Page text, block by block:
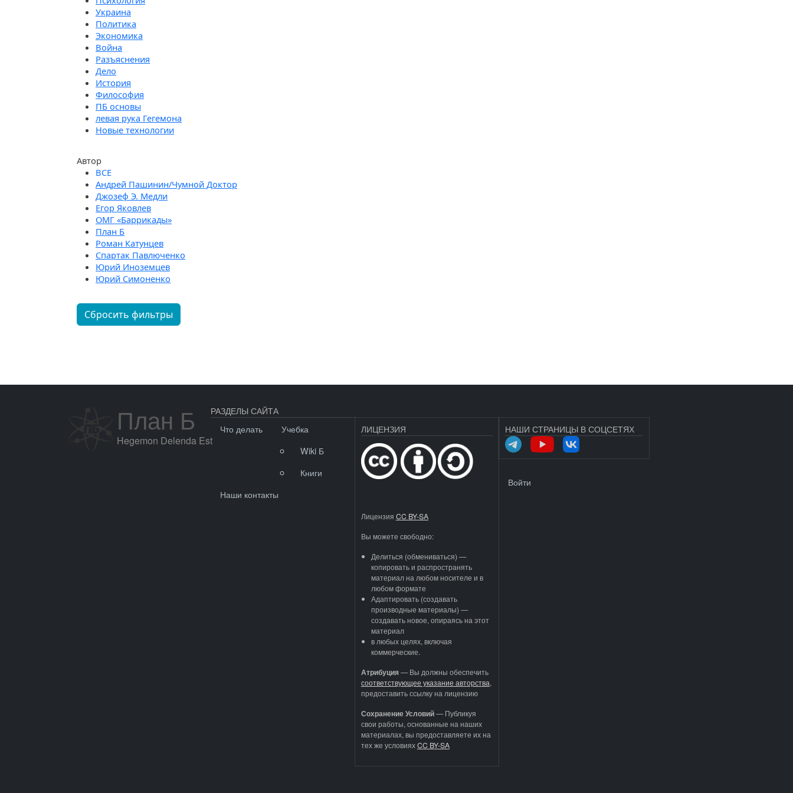
Украина
Политика
Экономика
Война
Разъяснения
Дело
История
Философия
ПБ основы
левая рука Гегемона
Новые технологии
Автор
Андрей Пашинин/Чумной Доктор
Джозеф Э. Медли
Егор Яковлев
ОМГ «Баррикады»
План Б
Роман Катунцев
Спартак Павлюченко
Юрий Иноземцев
Юрий Симоненко
Сбросить фильтры
План Б
Hegemon Delenda Est
РАЗДЕЛЫ САЙТА
Что делать
Учебка
Wiki Б
Книги
Наши контакты
ЛИЦЕНЗИЯ
Лицензия CC BY-SA
Вы можете свободно:
Делиться (обмениваться) —
копировать и распространять
материал на любом носителе и в
любом формате
Адаптировать (создавать
производные материалы) —
создавать новое, опираясь на этот
материал
в любых целях, включая
коммерческие.
Атрибуция—Вы должны обеспечить
соответствующее указание авторства,
предоставить ссылку на лицензию
Сохранение Условий— Публикуя
свои работы, основанные на наших
материалах, вы предоставляете их на
тех же условияхCC BY-SA
НАШИ СТРАНИЦЫ В СОЦСЕТЯХ
Войти